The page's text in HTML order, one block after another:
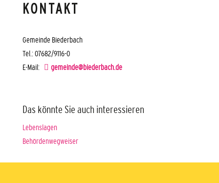
KONTAKT
Gemeinde Biederbach
Tel.: 07682/9116-0
E-Mail:
gemeinde@biederbach.de
Das könnte Sie auch interessieren
Lebenslagen
Behördenwegweiser